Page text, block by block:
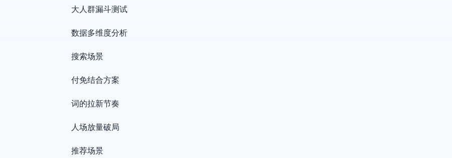
大人群漏斗测试
数据多维度分析
搜索场景
付免结合方案
词的拉新节奏
人场放量破局
推荐场景